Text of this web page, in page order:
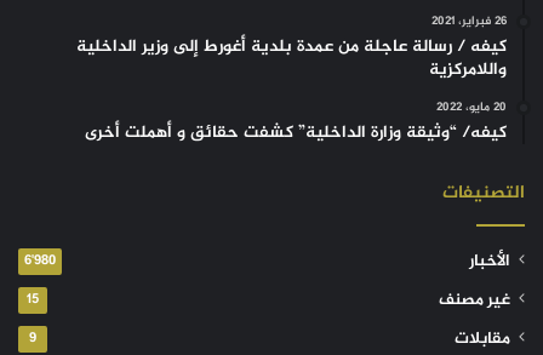
26 فبراير، 2021
كيفه / رسالة عاجلة من عمدة بلدية أغورط إلى وزير الداخلية
واللامركزية
20 مايو، 2022
كيفه/ “وثيقة وزارة الداخلية” كشفت حقائق و أهملت أخرى
التصنيفات
الأخبار 6٬980
غير مصنف 15
مقابلات 9